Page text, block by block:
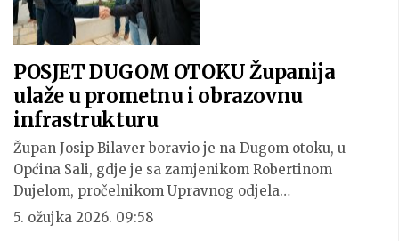
POSJET DUGOM OTOKU Županija
ulaže u prometnu i obrazovnu
infrastrukturu
Župan Josip Bilaver boravio je na Dugom otoku, u
Općina Sali, gdje je sa zamjenikom Robertinom
Dujelom, pročelnikom Upravnog odjela…
5. ožujka 2026. 09:58